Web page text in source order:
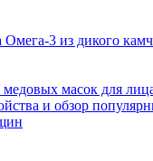
3 из дикого
масок для
и обзор